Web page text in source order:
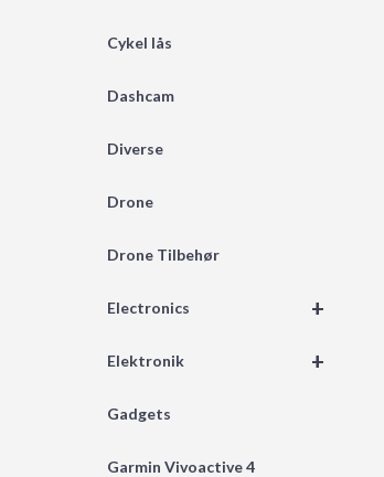
Cykel lås
Dashcam
Diverse
Drone
Drone Tilbehør
+
Electronics
+
Elektronik
Gadgets
Garmin Vivoactive 4